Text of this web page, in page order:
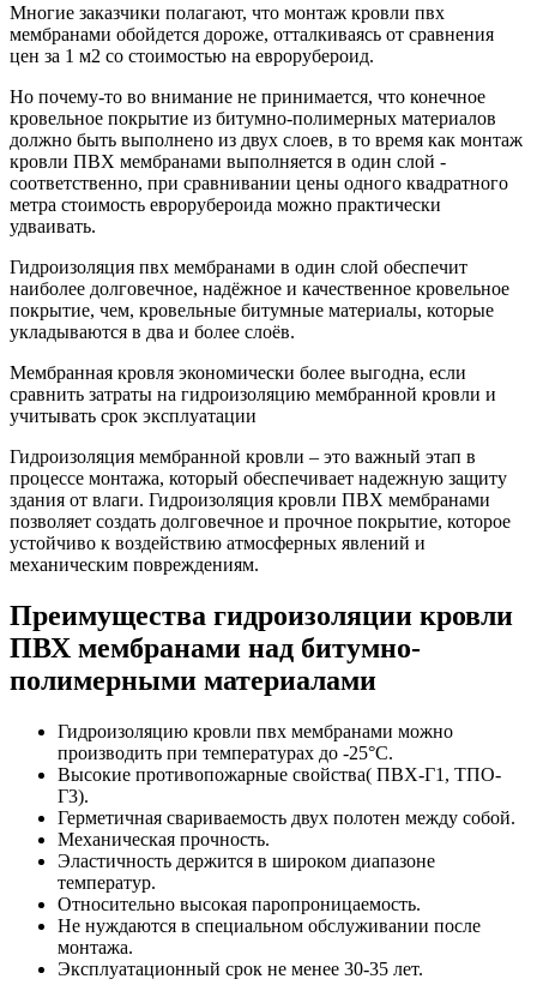
Многие заказчики полагают, что монтаж кровли пвх
мембранами обойдется дороже, отталкиваясь от сравнения
цен за 1 м2 со стоимостью на еврорубероид.
Но почему-то во внимание не принимается, что конечное
кровельное покрытие из битумно-полимерных материалов
должно быть выполнено из двух слоев, в то время как монтаж
кровли ПВХ мембранами выполняется в один слой -
соответственно, при сравнивании цены одного квадратного
метра стоимость еврорубероида можно практически
удваивать.
Гидроизоляция пвх мембранами в один слой обеспечит
наиболее долговечное, надёжное и качественное кровельное
покрытие, чем, кровельные битумные материалы, которые
укладываются в два и более слоёв.
Мембранная кровля экономически более выгодна, если
сравнить затраты на гидроизоляцию мембранной кровли и
учитывать срок эксплуатации
Гидроизоляция мембранной кровли – это важный этап в
процессе монтажа, который обеспечивает надежную защиту
здания от влаги. Гидроизоляция кровли ПВХ мембранами
позволяет создать долговечное и прочное покрытие, которое
устойчиво к воздействию атмосферных явлений и
механическим повреждениям.
Преимущества гидроизоляции кровли
ПВХ мембранами над битумно-
полимерными материалами
Гидроизоляцию кровли пвх мембранами можно
производить при температурах до -25°С.
Высокие противопожарные свойства( ПВХ-Г1, ТПО-
Г3).
Герметичная свариваемость двух полотен между собой.
Механическая прочность.
Эластичность держится в широком диапазоне
температур.
Относительно высокая паропроницаемость.
Не нуждаются в специальном обслуживании после
монтажа.
Эксплуатационный срок не менее 30-35 лет.